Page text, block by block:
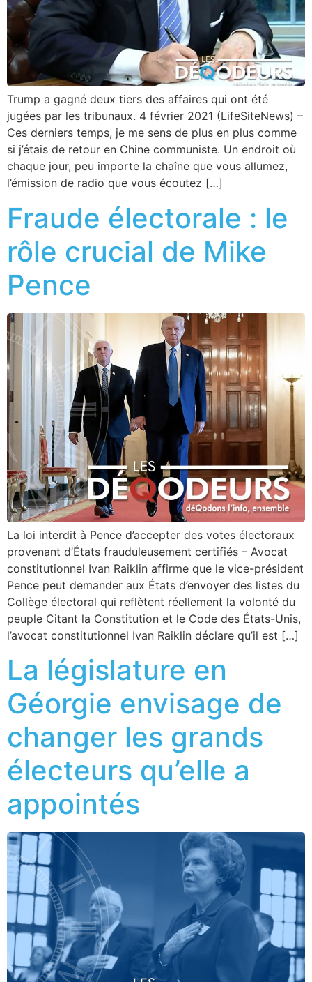
Trump a gagné deux tiers des affaires qui ont été
jugées par les tribunaux. 4 février 2021 (LifeSiteNews) –
Ces derniers temps, je me sens de plus en plus comme
si j’étais de retour en Chine communiste. Un endroit où
chaque jour, peu importe la chaîne que vous allumez,
l’émission de radio que vous écoutez […]
Fraude électorale : le
rôle crucial de Mike
Pence
La loi interdit à Pence d’accepter des votes électoraux
provenant d’États frauduleusement certifiés – Avocat
constitutionnel Ivan Raiklin affirme que le vice-président
Pence peut demander aux États d’envoyer des listes du
Collège électoral qui reflètent réellement la volonté du
peuple Citant la Constitution et le Code des États-Unis,
l’avocat constitutionnel Ivan Raiklin déclare qu’il est […]
La législature en
Géorgie envisage de
changer les grands
électeurs qu’elle a
appointés